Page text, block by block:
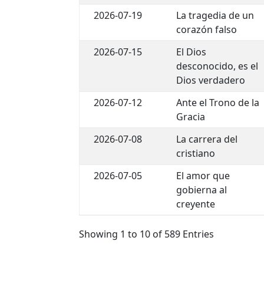
2026-07-19
La tragedia de un
corazón falso
2026-07-15
El Dios
desconocido, es el
Dios verdadero
2026-07-12
Ante el Trono de la
Gracia
2026-07-08
La carrera del
cristiano
2026-07-05
El amor que
gobierna al
creyente
Showing 1 to 10 of 589 Entries